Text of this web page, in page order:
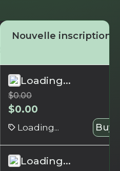
Nouvelle inscription
Loading...
$0.00
$0.00
Loading... Buy
Loading...